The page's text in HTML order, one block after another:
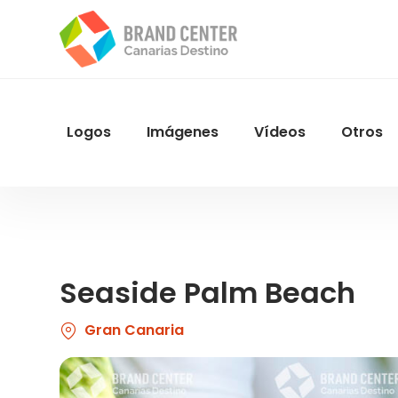
contenido
Menu
Logos Imágenes Vídeos Otros
Seaside Palm Beach
Gran Canaria